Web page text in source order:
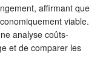
affirmant que
viable.
analyse coûts-
et de comparer les